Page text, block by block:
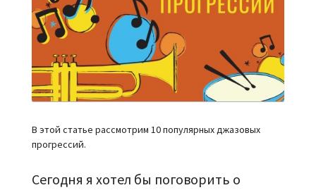
В этой статье рассмотрим 10 популярных джазовых
прогрессий.
Сегодня я хотел бы поговорить о